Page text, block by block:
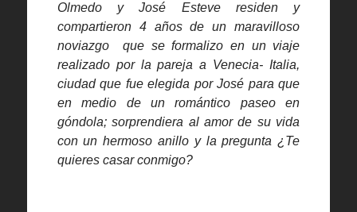
Olmedo y José Esteve residen y
compartieron 4 años de un maravilloso
noviazgo que se formalizo en un viaje
realizado por la pareja a Venecia- Italia,
ciudad que fue elegida por José para que
en medio de un romántico paseo en
góndola; sorprendiera al amor de su vida
con un hermoso anillo y la pregunta ¿Te
quieres casar conmigo?